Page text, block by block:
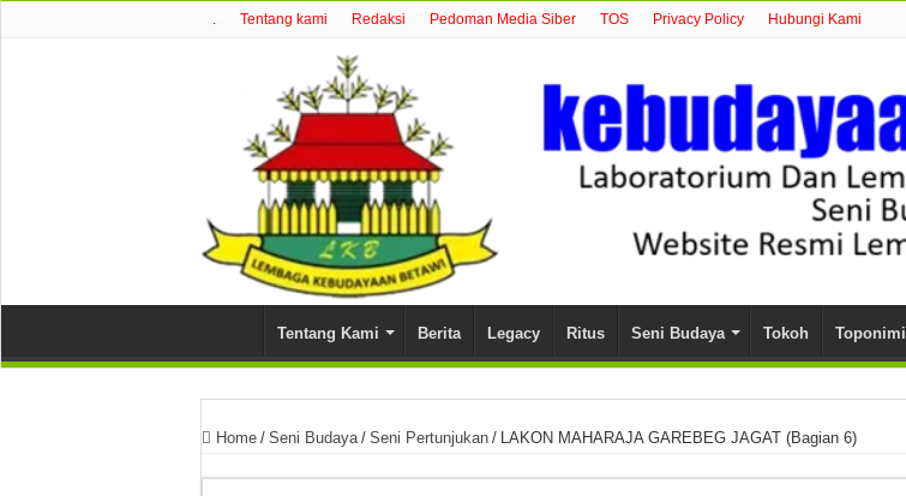
. Tentang kami Redaksi Pedoman Media Siber TOS Privacy Policy Hubungi Kami
Tentang Kami Berita Legacy Ritus Seni Budaya Tokoh Toponimi
Home / Seni Budaya / Seni Pertunjukan / LAKON MAHARAJA GAREBEG JAGAT (Bagian 6)